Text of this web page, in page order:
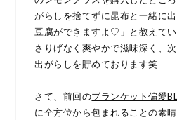
がらしを捨てずに昆布と一緒に
豆腐ができますよ♡」と教えてい
さりげなく爽やかで滋味深く、
出がらしを貯めております笑
さて、前回のブランケット偏愛
に全方位から包まれることの素